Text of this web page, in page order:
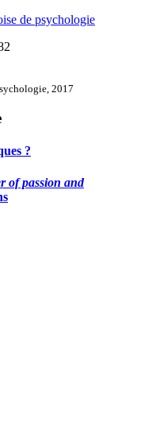
de psychologie
2017
?
of passion and